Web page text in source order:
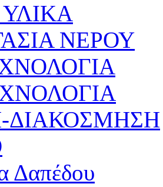
ΝΕΡΟΥ
Δαπέδου